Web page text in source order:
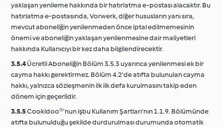
yaklaşan yenileme hakkında bir hatırlatma e-postası alacaktır. Bu
hatırlatma e-postasında, Vorwerk, diğer hususların yanı sıra,
mevcut aboneliğin yenilenmeden önce iptal edilmemesinin
önemi ve aboneliğin yaklaşan yenilenmesine dair maliyetleri
hakkında Kullanıcıyı bir kez daha bilgilendirecektir.
3.5.4Ücretli Aboneliğin Bölüm 3.5.3 uyarınca yenilenmesi ek bir
cayma hakkı gerektirmez. Bölüm 4.2'de atıfta bulunulan cayma
hakkı, yalnızca sözleşmenin ilk ilk defa kurulmasını takip eden
dönem için geçerlidir.
3.5.5Cookidoo®‘nun işbu Kullanım Şartları'nın 1.1.9. Bölümünde
atıfta bulunulduğu şekilde durdurulması durumunda otomatik